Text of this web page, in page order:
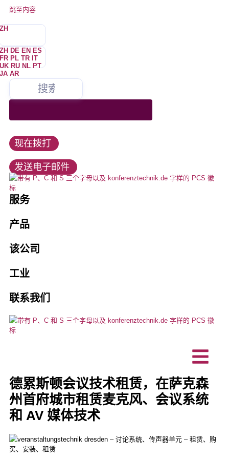
跳至内容
ZH
ZH DE EN ES
FR PL TR IT
UKRUNLPT
JA AR
现在拨打
发送电子邮件
服务
我们为会议和媒体技术的所有领域提供服务，是同声传译技术和多语
言活动的市场领导者之一。
让
口译
维护和保养
定制产品
产品
向我们租赁、购买或租借所有会议技术产品。我们是所有知名制造商
的销售合作伙伴。
活动技术
会议室捆绑包
LED 墙、LED 技术
乘客引导系统
对讲站/桌面麦克风
该公司
我们始终致力于以最佳方式满足客户的需求。我们公平合作的态度
是您项目成功的保证，也是我们长期成功的战略基础。
工作机会
教育
这就是我们
PCS 的 10 个充分理由
新闻
工业
我们为众多客户提供服务，熟悉行业的需求、潮流和发展。
联邦政府、州、城市、政治
教育与大学
机构
商业企业
联系我们
我们不咬人。我们也不会惹恼 –，但有时会。偶尔很少。几乎没有
+49 211 737798-13
info@konferenztechnik.de
所有触点选项
Lorem ipsum dolor sit amet, consectetur adipiscing elit.在这里，你会发
Lorem ipsum dolor sit amet, consectetur adipiscing elit.在这里，你会发
德累斯顿会议技术租赁，在萨克森
州首府城市租赁麦克风、会议系统
和 AV 媒体技术